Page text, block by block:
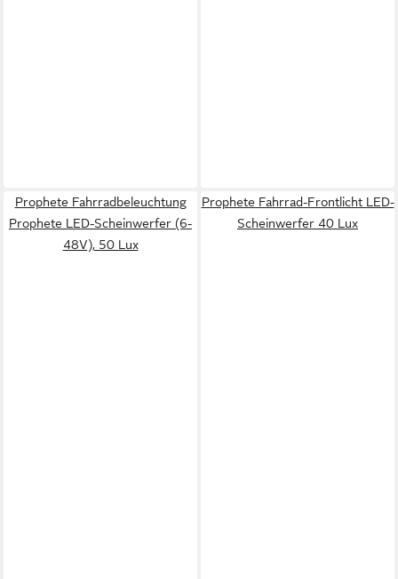
Prophete Fahrradbeleuchtung
Prophete LED-Scheinwerfer (6-
48V), 50 Lux
Prophete Fahrrad-Frontlicht LED-
Scheinwerfer 40 Lux